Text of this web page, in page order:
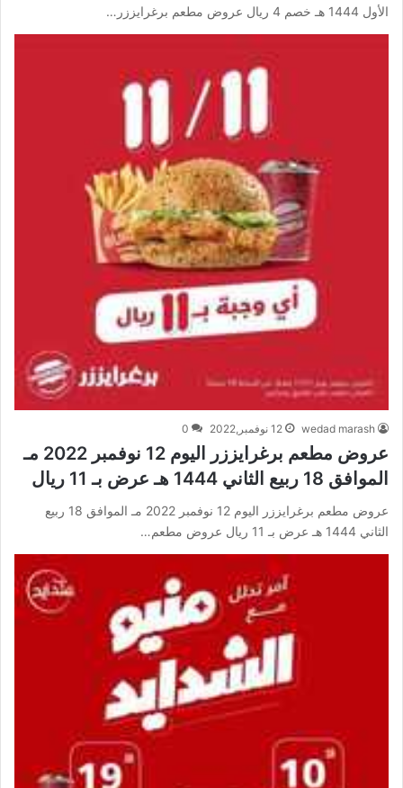
الأول 1444 هـ خصم 4 ريال عروض مطعم برغرايززر…
wedad marash 12 نوفمبر,2022 0
عروض مطعم برغرايززر اليوم 12 نوفمبر 2022 مـ
الموافق 18 ربيع الثاني 1444 هـ عرض بـ 11 ريال
عروض مطعم برغرايززر اليوم 12 نوفمبر 2022 مـ الموافق 18 ربيع
الثاني 1444 هـ عرض بـ 11 ريال عروض مطعم…